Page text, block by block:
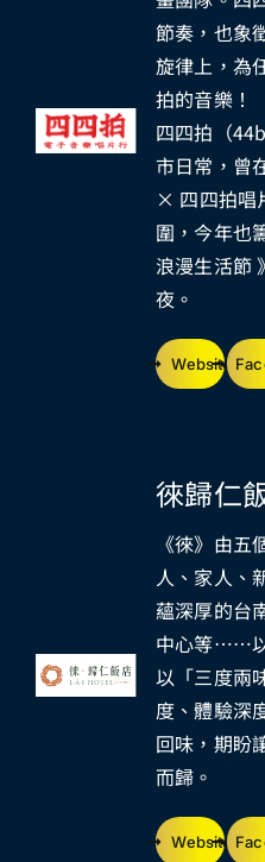
節奏，也象
旋律上，為
拍的音樂！
四四拍（
市日常，曾
× 四四拍唱
圍，今年也
浪漫生活節
夜。
Website
徠歸仁
《徠》由
人、家人、
蘊深厚的台
中心等……
以「三度兩
度、體驗深
回味，期盼
而歸。
Website